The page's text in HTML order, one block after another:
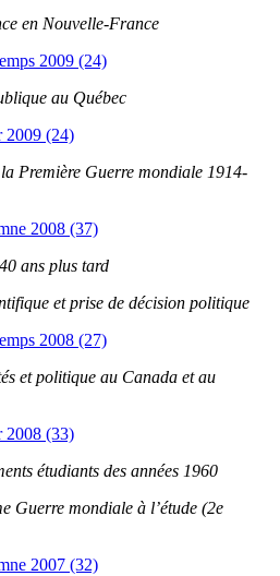
en Nouvelle-France
2009 (24)
au Québec
2009 (24)
Première Guerre mondiale 1914-
2008 (37)
ans plus tard
et prise de décision politique
2008 (27)
et politique au Canada et au
2008 (33)
étudiants des années 1960
Guerre mondiale à l’étude (2e
2007 (32)